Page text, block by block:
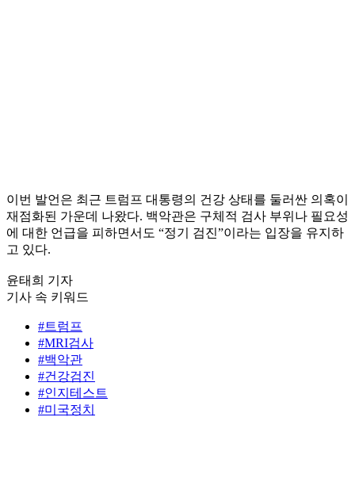
이번 발언은 최근 트럼프 대통령의 건강 상태를 둘러싼 의혹이
재점화된 가운데 나왔다. 백악관은 구체적 검사 부위나 필요성
에 대한 언급을 피하면서도 “정기 검진”이라는 입장을 유지하
고 있다.
윤태희 기자
기사 속 키워드
#트럼프
#MRI검사
#백악관
#건강검진
#인지테스트
#미국정치